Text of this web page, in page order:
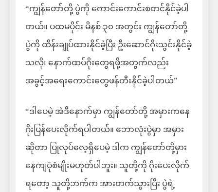
“ကျွန်တော်တို့ ပွဲကို ကောင်းကောင်းစတင်နိုင်ခဲ့ပါ
တယ်။ ပထမပိုင်း မိနစ် ၃၀ အတွင်း ကျွန်တော်တို့
ပွဲကို ထိန်းချုပ်ထားနိုင်ခဲ့ပြီး ဦးဆောင်ဂိုးသွင်းနိုင်ခဲ့
သလို၊ နောက်ထပ်ဂိုးတွေရဖို့အတွက်လည်း
အခွင့်အရေးကောင်းတွေဖန်တီးနိုင်ခဲ့ပါတယ်”
“ဒါပေမဲ့ အဲဒီနောက်မှာ ကျွန်တော်တို့ အမှားကနေ
ဂိုးပြန်ပေးလိုက်ရပါတယ်။ ဘောလုံးပွဲမှာ အမှား
ဆိုတာ ပြုလုပ်လေ့ရှိပေမဲ့ ဒါက ကျွန်တော်တို့မှား
နေကျပုံစံမျိုးမဟုတ်ပါဘူး။ သူတို့ကို ဂိုးပေးလိုက်
ရတော့ သူတို့ဘက်က အားတက်သွားပြီး ပွဲရဲ့